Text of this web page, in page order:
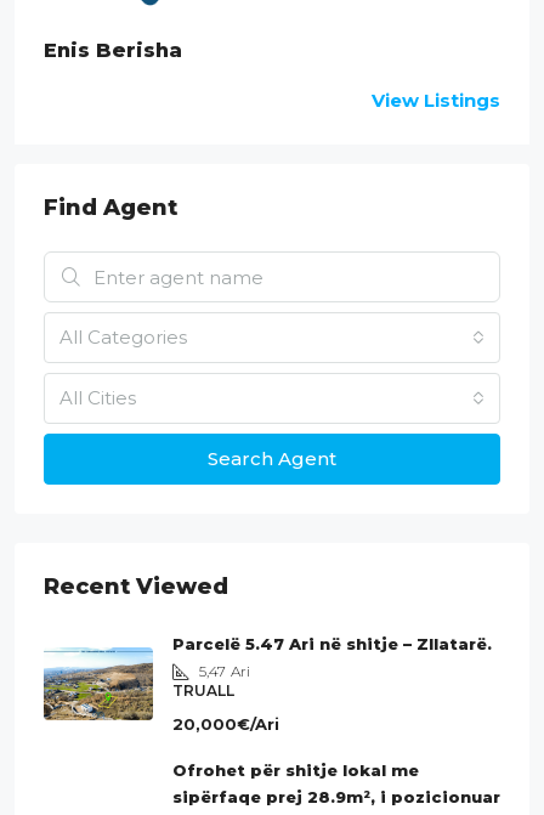
Enis Berisha
View Listings
Find Agent
All Categories
All Cities
Search Agent
Recent Viewed
Parcelë 5.47 Ari në shitje – Zllatarë.
5,47 Ari
TRUALL
20,000€/Ari
Ofrohet për shitje lokal me
sipërfaqe prej 28.9m², i pozicionuar